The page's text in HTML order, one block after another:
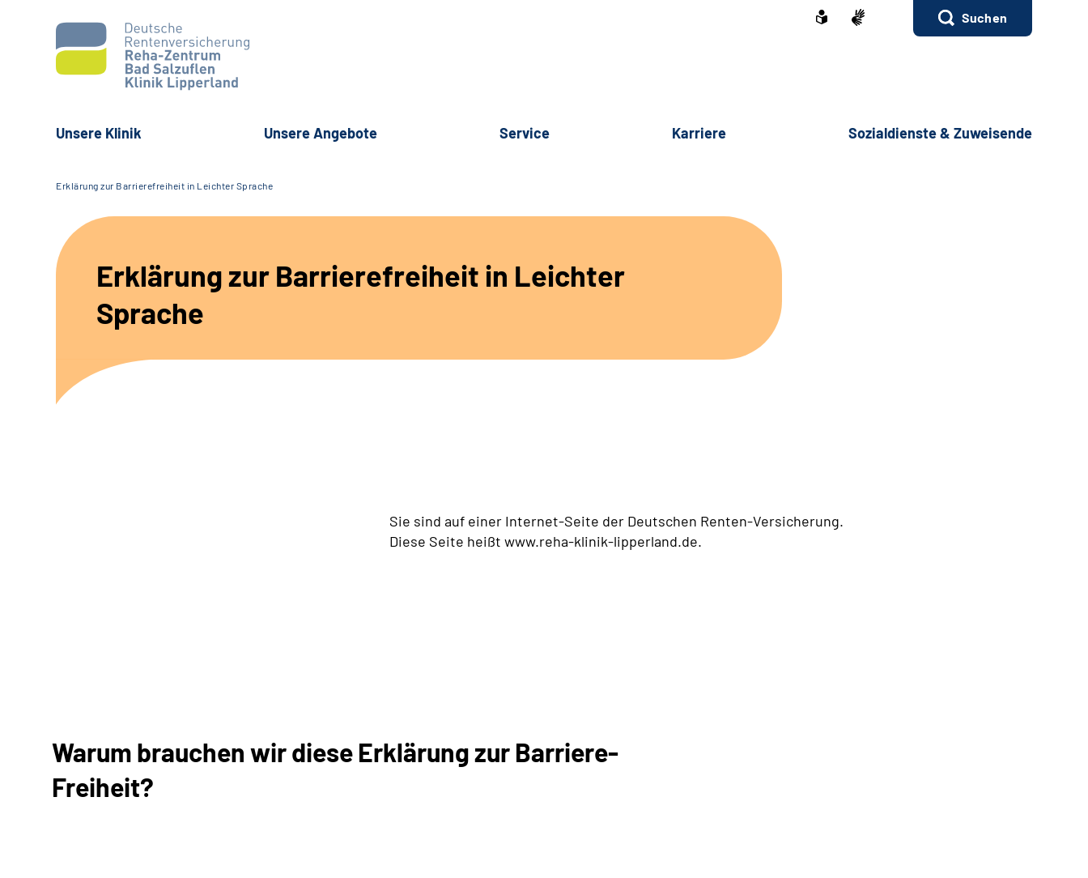
Suchen
Unsere Klinik Unsere Angebote Service Karriere Sozialdienste & Zuweisende
Erklärung zur Barrierefreiheit in Leichter Sprache
Erklärung zur Barrierefreiheit in Leichter
Sprache
Sie sind auf einer Internet-Seite der Deutschen Renten-Versicherung.
Diese Seite heißt www.reha-klinik-lipperland.de.
Warum brauchen wir diese Erklärung zur Barriere-
Freiheit?